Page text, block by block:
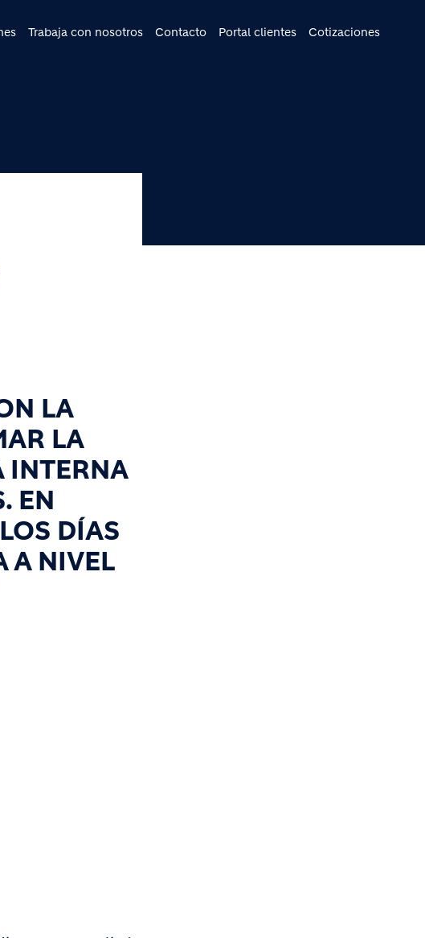
Trabaja con nosotros Contacto Portal clientes Cotizaciones
LA
LA
INTERNA
EN
DÍAS
A NIVEL